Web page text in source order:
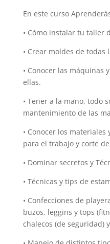
En este curso
• Cómo instalar tu taller
• Crear moldes de todas
• Conocer las máquinas
ellas.
• Tener a la mano, todo
mantenimiento de las
• Conocer los
para el trabajo y corte
• Dominar secretos y
• Técnicas y tips de
• Confecciones de
buzos, leggins y tops
chalecos (de seguridad)